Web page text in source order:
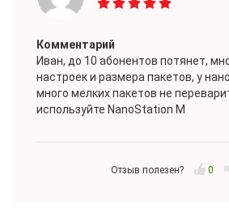
Комментарий
Иван, до 10 абонентов потянет,
настроек и размера пакетов, у
много мелких пакетов не
используйте NanoStation M
Отзыв полезен? 0